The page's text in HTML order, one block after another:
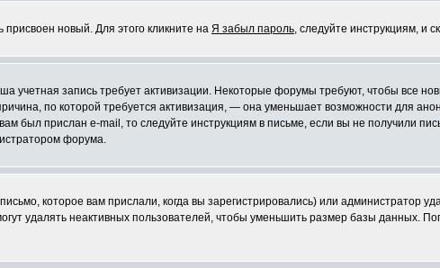
новый. Для этого кликните на Я забыл пароль, следуйте инструкциям, и
учетная запись требует активизации. Некоторые форумы требуют, чтобы все
по которой требуется активизация, — она уменьшает возможности для
был прислан e-mail, то следуйте инструкциям в письме, если вы не получили
форума.
которое вам прислали, когда вы зарегистрировались) или администратор
удалять неактивных пользователей, чтобы уменьшить размер базы данных.